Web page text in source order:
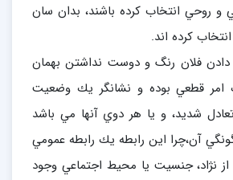
و روحي انتخاب كرده باشند، بدان سان
كرده اند.
دادن فلان رنگ و دوست نداشتن بهمان
امر قطعي بوده و نشانگر يك وضعيت
شديد، و يا هر دوي آنها مي باشد
آن،‌چرا اين رابطه يك رابطه عمومي
نژاد، جنسيت يا محيط اجتماعي وجود